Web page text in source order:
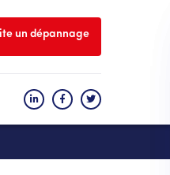
un dépannage